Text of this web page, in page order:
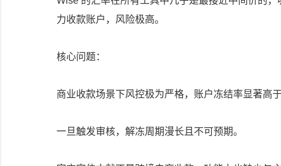
力收款账户，风险极高。
核心问题：
商业收款场景下风控极为严格，账户冻结率显著高于
一旦触发审核，解冻周期漫长且不可预期。